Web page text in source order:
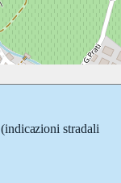
(indicazioni stradali